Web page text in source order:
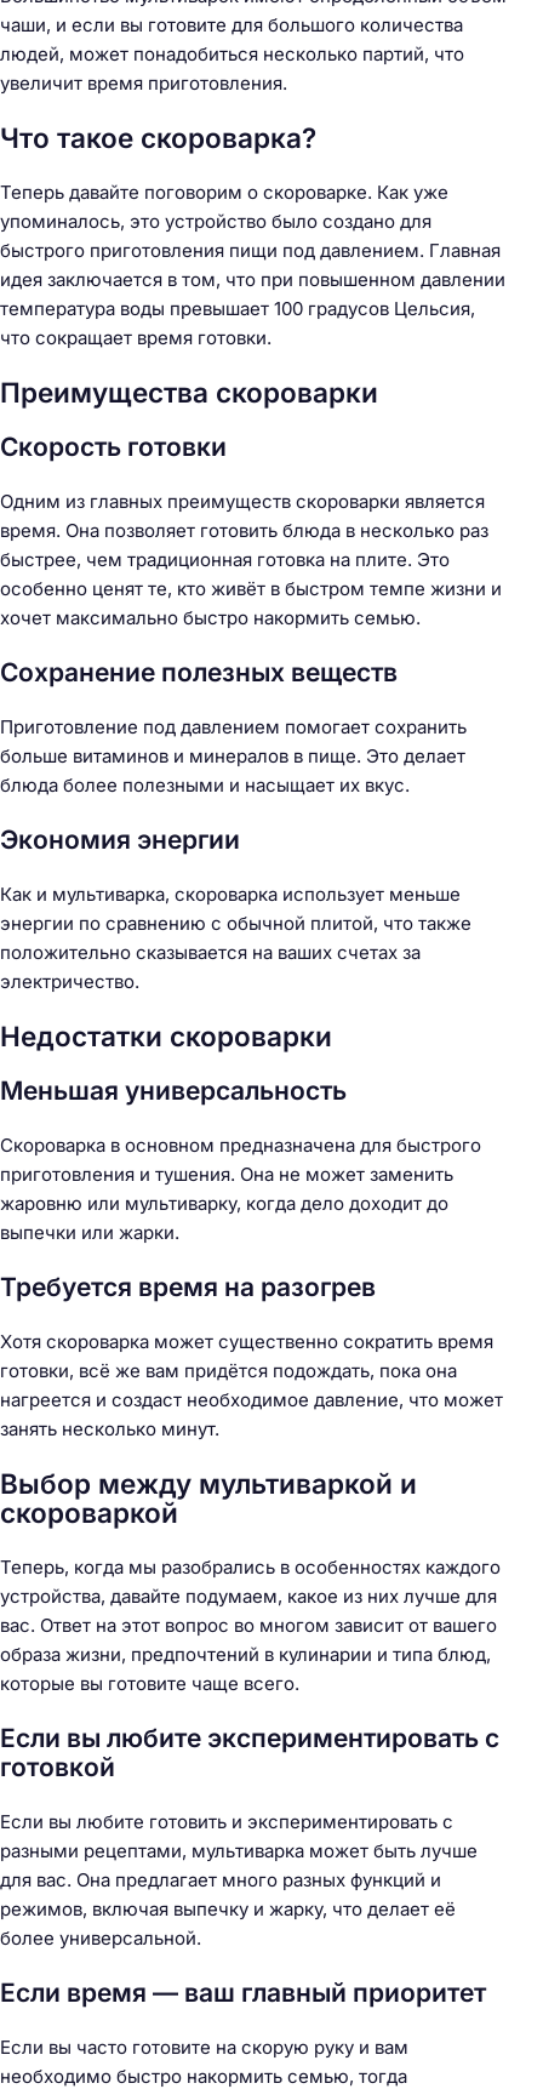
чаши, и если вы готовите для большого количества
людей, может понадобиться несколько партий, что
увеличит время приготовления.
Что такое скороварка?
Теперь давайте поговорим о скороварке. Как уже
упоминалось, это устройство было создано для
быстрого приготовления пищи под давлением. Главная
идея заключается в том, что при повышенном давлении
температура воды превышает 100 градусов Цельсия,
что сокращает время готовки.
Преимущества скороварки
Скорость готовки
Одним из главных преимуществ скороварки является
время. Она позволяет готовить блюда в несколько раз
быстрее, чем традиционная готовка на плите. Это
особенно ценят те, кто живёт в быстром темпе жизни и
хочет максимально быстро накормить семью.
Сохранение полезных веществ
Приготовление под давлением помогает сохранить
больше витаминов и минералов в пище. Это делает
блюда более полезными и насыщает их вкус.
Экономия энергии
Как и мультиварка, скороварка использует меньше
энергии по сравнению с обычной плитой, что также
положительно сказывается на ваших счетах за
электричество.
Недостатки скороварки
Меньшая универсальность
Скороварка в основном предназначена для быстрого
приготовления и тушения. Она не может заменить
жаровню или мультиварку, когда дело доходит до
выпечки или жарки.
Требуется время на разогрев
Хотя скороварка может существенно сократить время
готовки, всё же вам придётся подождать, пока она
нагреется и создаст необходимое давление, что может
занять несколько минут.
Выбор между мультиваркой и
скороваркой
Теперь, когда мы разобрались в особенностях каждого
устройства, давайте подумаем, какое из них лучше для
вас. Ответ на этот вопрос во многом зависит от вашего
образа жизни, предпочтений в кулинарии и типа блюд,
которые вы готовите чаще всего.
Если вы любите экспериментировать с
готовкой
Если вы любите готовить и экспериментировать с
разными рецептами, мультиварка может быть лучше
для вас. Она предлагает много разных функций и
режимов, включая выпечку и жарку, что делает её
более универсальной.
Если время — ваш главный приоритет
Если вы часто готовите на скорую руку и вам
необходимо быстро накормить семью, тогда